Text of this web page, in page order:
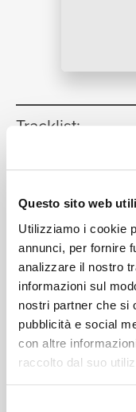
Questo sito web
Utilizziamo i cookie
annunci, per fornire
analizzare il nostro
informazioni sul
nostri partner che si
pubblicità e social
con altre
raccolto dal suo
Tracklist:
Naima(Take
Formati
Digitale
Take 1 / Pseudo Video
Data di pubblicazione: